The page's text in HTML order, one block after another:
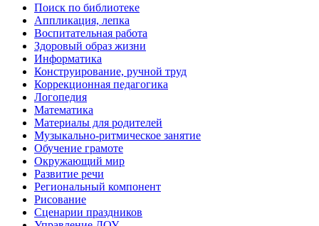
Поиск по библиотеке
Аппликация, лепка
Воспитательная работа
Здоровый образ жизни
Информатика
Конструирование, ручной труд
Коррекционная педагогика
Логопедия
Математика
Материалы для родителей
Музыкально-ритмическое занятие
Обучение грамоте
Окружающий мир
Развитие речи
Региональный компонент
Рисование
Сценарии праздников